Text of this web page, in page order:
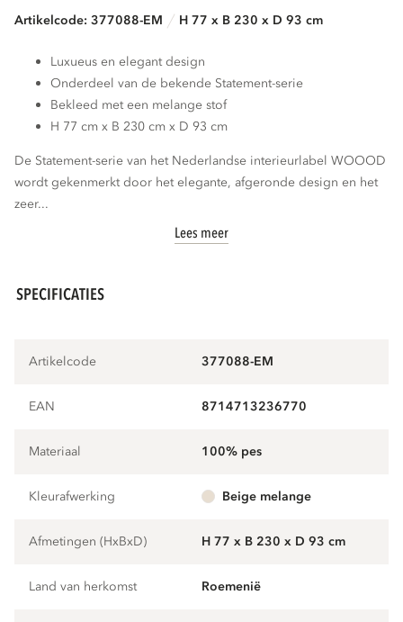
Artikelcode: 377088-EM H 77 x B 230 x D 93 cm
Luxueus en elegant design
Onderdeel van de bekende Statement-serie
Bekleed met een melange stof
H 77 cm x B 230 cm x D 93 cm
De Statement-serie van het Nederlandse interieurlabel WOOOD
wordt gekenmerkt door het elegante, afgeronde design en het
zeer...
Lees meer
SPECIFICATIES
Artikelcode 377088-EM
EAN 8714713236770
Materiaal 100% pes
Kleurafwerking beige melange
Afmetingen (HxBxD) H 77 x B 230 x D 93 cm
Land van herkomst Roemenië